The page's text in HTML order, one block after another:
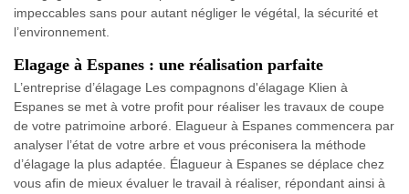
impeccables sans pour autant négliger le végétal, la sécurité et
l’environnement.
Elagage à Espanes : une réalisation parfaite
L’entreprise d’élagage Les compagnons d'élagage Klien à
Espanes se met à votre profit pour réaliser les travaux de coupe
de votre patrimoine arboré. Elagueur à Espanes commencera par
analyser l’état de votre arbre et vous préconisera la méthode
d’élagage la plus adaptée. Élagueur à Espanes se déplace chez
vous afin de mieux évaluer le travail à réaliser, répondant ainsi à